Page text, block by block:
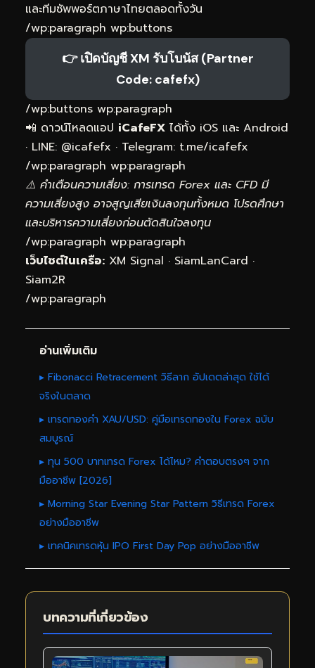
และทีมซัพพอร์ตภาษาไทยตลอดทั้งวัน
/wp:paragraph wp:buttons
👉 เปิดบัญชี XM รับโบนัส (Partner
Code: cafefx)
/wp:buttons wp:paragraph
📲 ดาวน์โหลดแอป iCafeFX ได้ทั้ง iOS และ Android
· LINE: @icafefx · Telegram: t.me/icafefx
/wp:paragraph wp:paragraph
⚠️ คำเตือนความเสี่ยง: การเทรด Forex และ CFD มี
ความเสี่ยงสูง อาจสูญเสียเงินลงทุนทั้งหมด โปรดศึกษา
และบริหารความเสี่ยงก่อนตัดสินใจลงทุน
/wp:paragraph wp:paragraph
เว็บไซต์ในเครือ: XM Signal · SiamLanCard ·
Siam2R
/wp:paragraph
อ่านเพิ่มเติม
▸ Fibonacci Retracement วิธีลาก อัปเดตล่าสุด ใช้ได้
จริงในตลาด
▸ เทรดทองคำ XAU/USD: คู่มือเทรดทองใน Forex ฉบับ
สมบูรณ์
▸ ทุน 500 บาทเทรด Forex ได้ไหม? คำตอบตรงๆ จาก
มืออาชีพ [2026]
▸ Morning Star Evening Star Pattern วิธีเทรด Forex
อย่างมืออาชีพ
▸ เทคนิคเทรดหุ้น IPO First Day Pop อย่างมืออาชีพ
บทความที่เกี่ยวข้อง